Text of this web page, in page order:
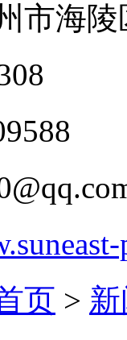
市海
页 >